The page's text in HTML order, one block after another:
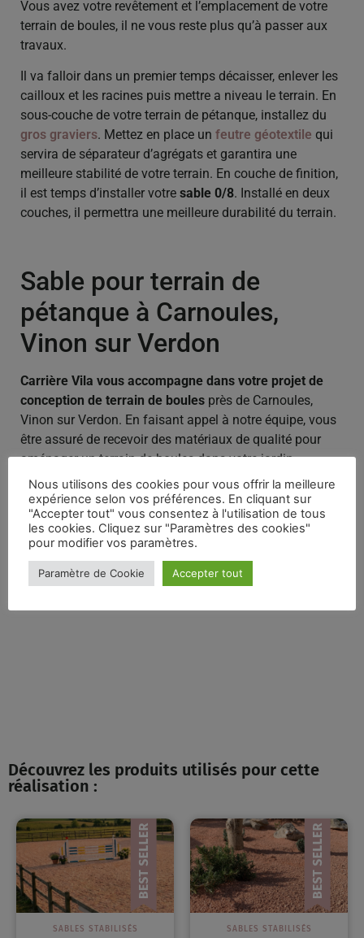
Vous avez votre revêtement et l’emplacement de votre
terrain de boules, il ne vous reste plus qu’à passer aux
travaux.
Il va falloir dans un premier temps décaisser, enlever les
cailloux et les racines puis mettre a niveau le terrain. En
sous-couche de votre terrain de pétanque, installez du
gros graviers. Mettez en place un feutre géotextile qui
servira de séparateur d’agrégats et garantira une
meilleure stabilité de votre terrain. En couche de finition,
il est temps d’installer votre sable 0/8. Installé en deux
couches, il permettra une meilleure durabilité du terrain.
Sable pour terrain de
pétanque à Carnoules,
Vinon sur Verdon
Carrière Vila vous accompagne dans votre projet de
conception de terrain de boules près de Carnoules,
Vinon sur Verdon. En faisant appel à notre équipe, vous
être assuré de recevoir des matériaux de qualité pour
aménager un terrain de boules dans votre jardin.
Bénéficiez également de nos conseils éclairés en
matière d’aménagement extérieur.
Nous assurons lalivraison à domicile ou sur chantier
des matériaux dans le Var.
Découvrez les produits utilisés pour cette
réalisation :
SABLES STABILISÉS SABLES STABILISÉS
Nous utilisons des cookies pour vous offrir la meilleure
expérience selon vos préférences. En cliquant sur
"Accepter tout" vous consentez à l'utilisation de tous
les cookies. Cliquez sur "Paramètres des cookies"
pour modifier vos paramètres.
Paramètre de Cookie Accepter tout